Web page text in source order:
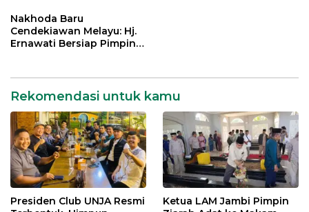
Mengabdi bagi Almamater
dan Bangsa
Nakhoda Baru
Cendekiawan Melayu: Hj.
Ernawati Bersiap Pimpin
Rekomendasi untuk kamu
Presiden Club UNJA Resmi
Ketua LAM Jambi Pimpin